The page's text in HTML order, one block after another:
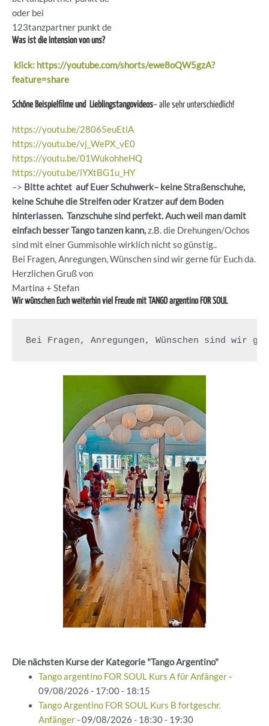
oder bei
123tanzpartner punkt de
Was ist die Intension von uns?
klick: https://youtube.com/shorts/ewe8oQW5gzA?
feature=share
Schöne Beispielfilme und Lieblingstangovideos– alle sehr unterschiedlich!
https://youtu.be/28065euEtlA
https://youtu.be/vj_WePX_vE0
https://youtu.be/01WukohheHQ
https://youtu.be/iYXtBG1u_HY
–> Bitte achtet auf Euer Schuhwerk– keine Straßenschuhe,
keine Schuhe die Streifen oder Kratzer auf dem Boden
hinterlassen. Tanzschuhe sind perfekt. Auch weil man damit
einfach besser Tango tanzen kann,z.B. die Drehungen/Ochos
sind mit einer Gummisohle wirklich nicht so günstig..
Bei Fragen, Anregungen, Wünschen sind wir gerne für Euch da.
Herzlichen Gruß von
Martina + Stefan
Wir wünschen Euch weiterhin viel Freude mit TANGO argentino FOR SOUL
Bei Fragen, Anregungen, Wünschen sind wir
Die nächsten Kurse der Kategorie "Tango Argentino"
Tango argentino FOR SOUL Kurs A für Anfänger-
09/08/2026 - 17:00 - 18:15
Tango Argentino FOR SOUL Kurs B fortgeschr.
Anfänger- 09/08/2026 - 18:30 - 19:30